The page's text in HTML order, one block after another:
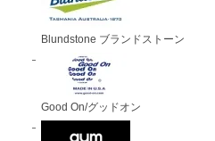
Blundstone ブランドストーン
Good On/グッドオン